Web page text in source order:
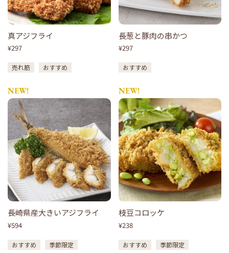
真アジフライ
¥297
売れ筋 おすすめ
長葱と豚肉の串かつ
¥297
おすすめ
NEW!
長崎県産大きいアジフライ
¥594
おすすめ 季節限定
NEW!
枝豆コロッケ
¥238
おすすめ 季節限定